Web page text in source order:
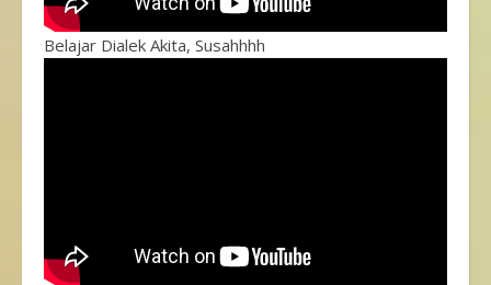
Belajar Dialek Akita, Susahhhh